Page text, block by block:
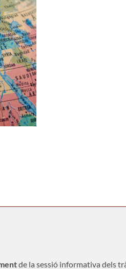
de la sessió informativa dels